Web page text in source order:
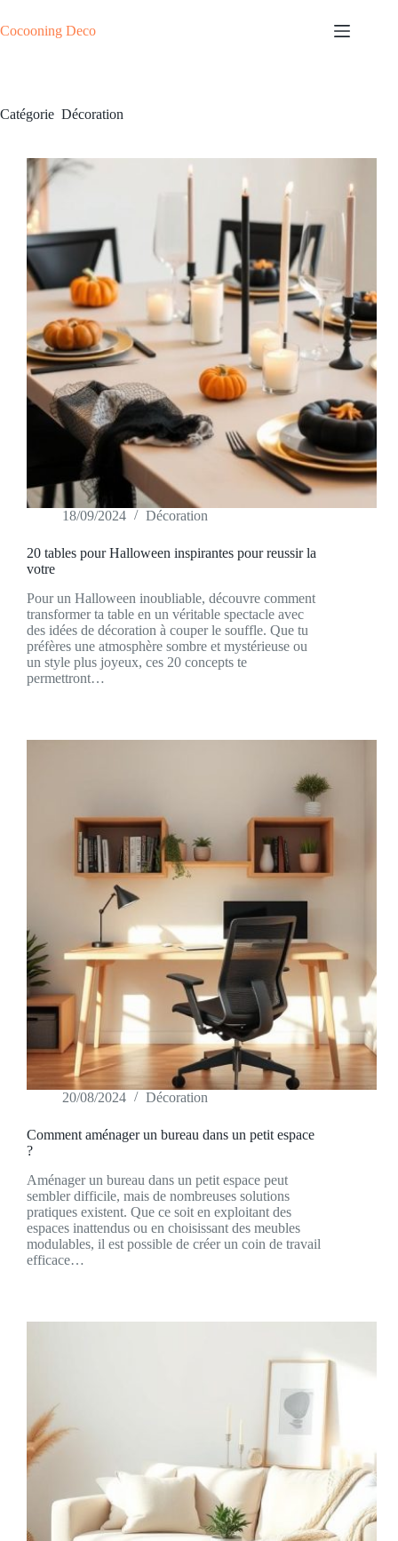
au
contenu
Cocooning Deco
Catégorie Décoration
18/09/2024 Décoration
20 tables pour Halloween inspirantes pour reussir la
votre
Pour un Halloween inoubliable, découvre comment
transformer ta table en un véritable spectacle avec
des idées de décoration à couper le souffle. Que tu
préfères une atmosphère sombre et mystérieuse ou
un style plus joyeux, ces 20 concepts te
permettront…
20/08/2024 Décoration
Comment aménager un bureau dans un petit espace
?
Aménager un bureau dans un petit espace peut
sembler difficile, mais de nombreuses solutions
pratiques existent. Que ce soit en exploitant des
espaces inattendus ou en choisissant des meubles
modulables, il est possible de créer un coin de travail
efficace…